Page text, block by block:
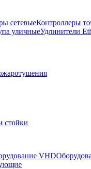
сетевыеКонтроллеры
уличныеУдлинители
VHD